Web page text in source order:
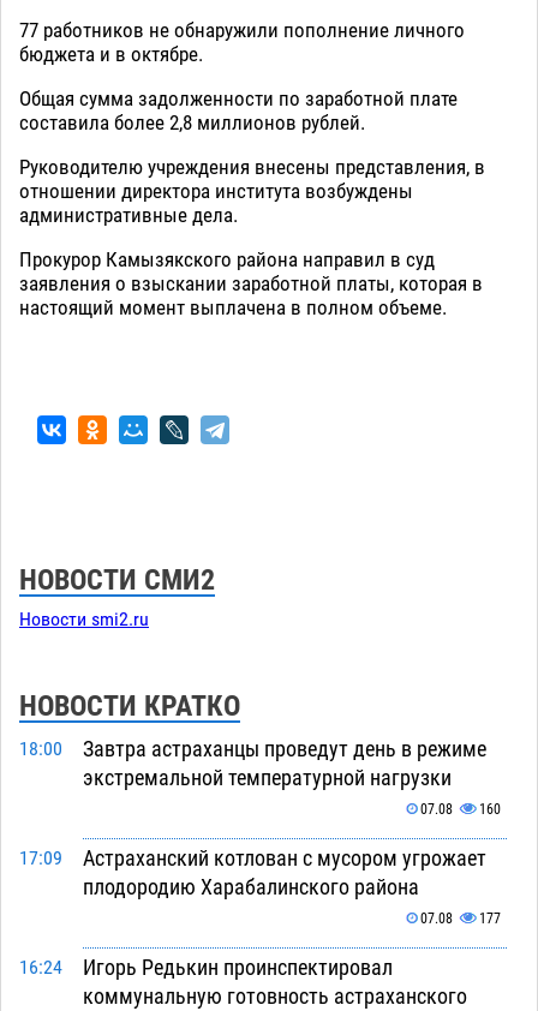
77 работников не обнаружили пополнение личного
бюджета и в октябре.
Общая сумма задолженности по заработной плате
составила более 2,8 миллионов рублей.
Руководителю учреждения внесены представления, в
отношении директора института возбуждены
административные дела.
Прокурор Камызякского района направил в суд
заявления о взыскании заработной платы, которая в
настоящий момент выплачена в полном объеме.
НОВОСТИ СМИ2
Новости smi2.ru
НОВОСТИ КРАТКО
18:00
Завтра астраханцы проведут день в режиме
экстремальной температурной нагрузки
07.08 160
17:09
Астраханский котлован с мусором угрожает
плодородию Харабалинского района
07.08 177
16:24
Игорь Редькин проинспектировал
коммунальную готовность астраханского